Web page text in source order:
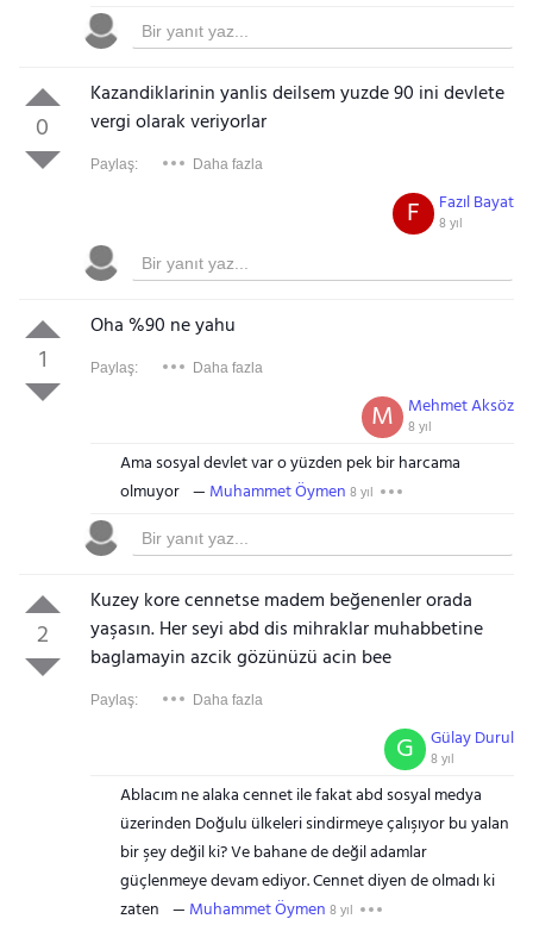
0
Kazandiklarinin yanlis deilsem yuzde 90 ini devlete
vergi olarak veriyorlar
Paylaş: Daha fazla
Fazıl Bayat
8 yıl
F
1
Oha %90 ne yahu
Paylaş: Daha fazla
Mehmet Aksöz
8 yıl
M
Ama sosyal devlet var o yüzden pek bir harcama
olmuyor
Muhammet Öymen 8 yıl
2
Kuzey kore cennetse madem beğenenler orada
yaşasın. Her seyi abd dis mihraklar muhabbetine
baglamayin azcik gözünüzü acin bee
Paylaş: Daha fazla
Gülay Durul
8 yıl
G
Ablacım ne alaka cennet ile fakat abd sosyal medya
üzerinden Doğulu ülkeleri sindirmeye çalışıyor bu yalan
bir şey değil ki? Ve bahane de değil adamlar
güçlenmeye devam ediyor. Cennet diyen de olmadı ki
zaten
Muhammet Öymen 8 yıl